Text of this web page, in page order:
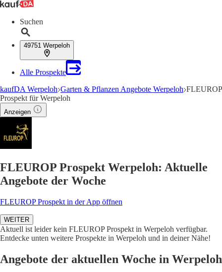
Suchen
49751 Werpeloh
Alle Prospekte
kaufDA Werpeloh Garten & Pflanzen Angebote Werpeloh FLEUROP
Prospekt für Werpeloh
Anzeigen
FLEUROP Prospekt Werpeloh: Aktuelle
Angebote der Woche
FLEUROP Prospekt in der App öffnen
WEITER
Aktuell ist leider kein FLEUROP Prospekt in Werpeloh verfügbar.
Entdecke unten weitere Prospekte in Werpeloh und in deiner Nähe!
Angebote der aktuellen Woche in Werpeloh